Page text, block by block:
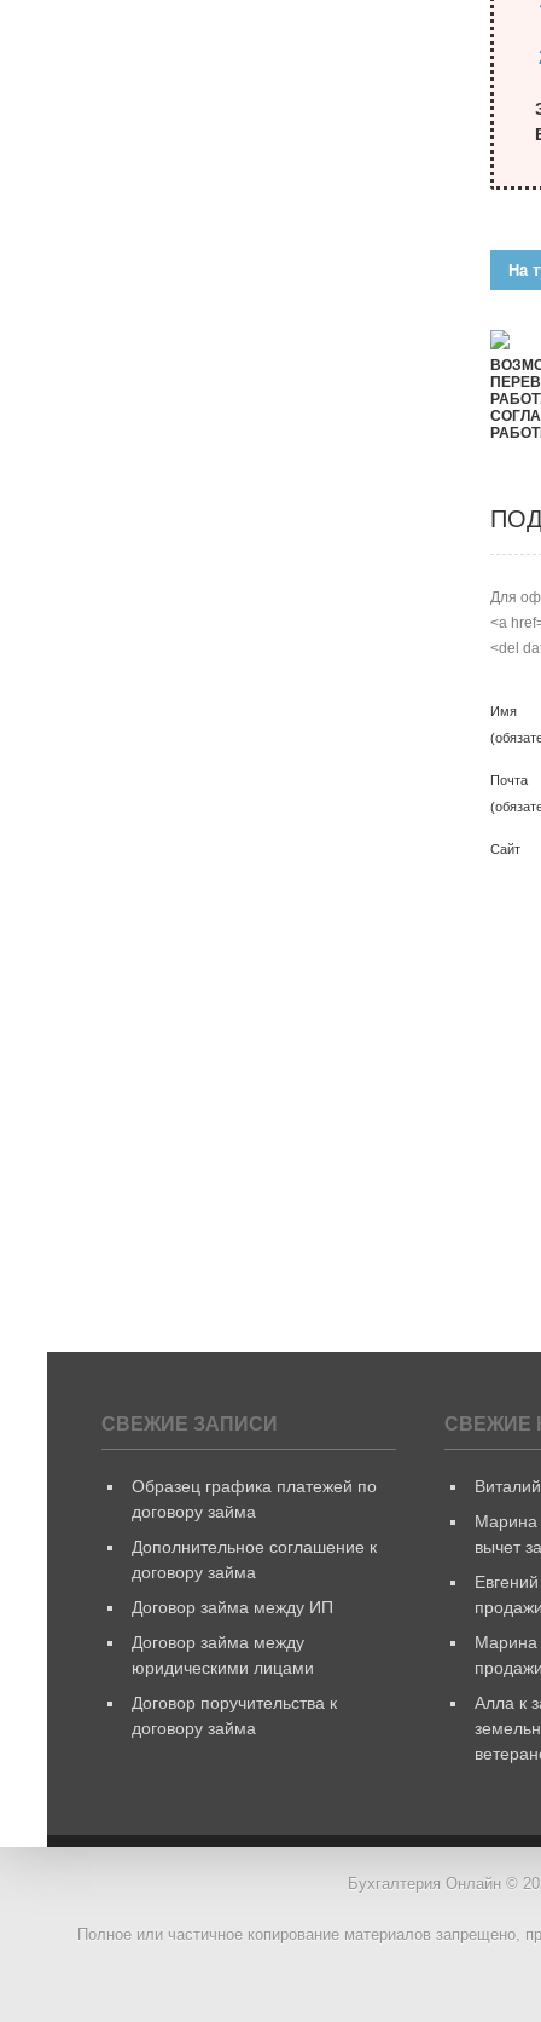
На
Для
<a
<del
Имя
Почта
Сайт
СВЕЖИЕ ЗАПИСИ
Образец графика платежей по
договору займа
Дополнительное соглашение к
договору займа
Договор займа между ИП
Договор займа между
юридическими лицами
Договор поручительства к
договору займа
СВЕЖИЕ
Виталий
Марина
вычет
Евгений
Марина
Алла к
Бухгалтерия Онлайн ©
Полное или частичное копирование материалов запрещено,